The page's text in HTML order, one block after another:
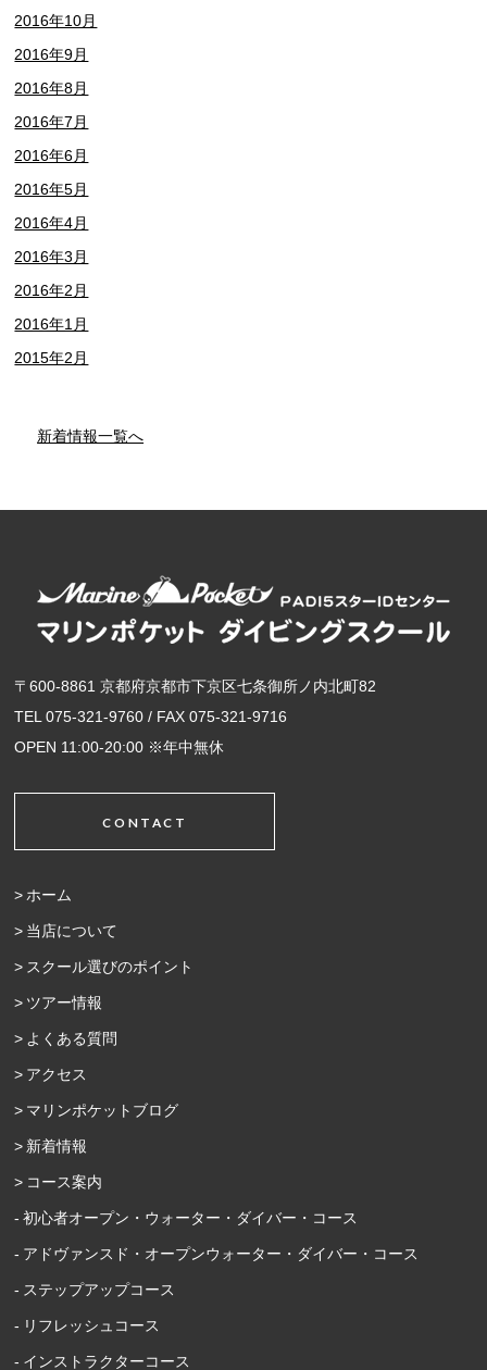
2016年10月
2016年9月
2016年8月
2016年7月
2016年6月
2016年5月
2016年4月
2016年3月
2016年2月
2016年1月
2015年2月
新着情報一覧へ
〒600-8861 京都府京都市下京区七条御所ノ内北町82
TEL 075-321-9760 / FAX 075-321-9716
OPEN 11:00-20:00 ※年中無休
CONTACT
ホーム
当店について
スクール選びのポイント
ツアー情報
よくある質問
アクセス
マリンポケットブログ
新着情報
コース案内
初心者オープン・ウォーター・ダイバー・コース
アドヴァンスド・オープンウォーター・ダイバー・コース
ステップアップコース
リフレッシュコース
インストラクターコース